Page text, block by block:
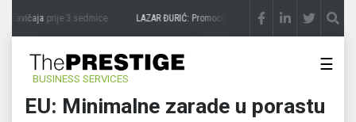
zavičajaprije 3 sedmice LAZAR ĐURIĆ: Promocija potencijal pretvara u destinaciju
BUSINESS SERVICES
☰
EU: Minimalne zarade u porastu